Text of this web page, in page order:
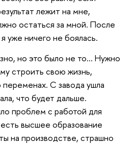
лежит на мне,
остаться за мной. После
уже ничего не боялась.
но это было не то... Нужно
строить свою жизнь,
С завода ушла
что будет дальше.
проблем с работой для
высшее образование
на производстве, страшно